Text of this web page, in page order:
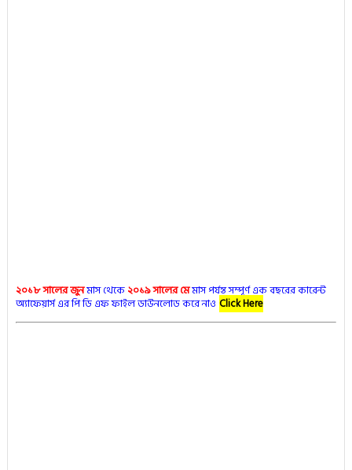
২০১৮ সালের জুনমাস থেকে২০১৯ সালের মেমাস পর্যন্ত সম্পূর্ণ এক বছরের কারেন্ট
অ্যাফেয়ার্স এর পি ডি এফ ফাইল ডাউনলোড করে নাও Click Here